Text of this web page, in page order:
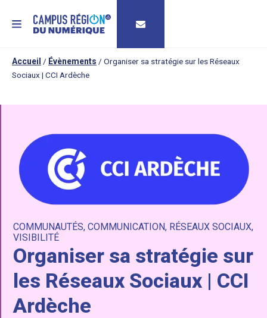
MENU
Accueil / Évènements / Organiser sa stratégie sur les Réseaux
Sociaux | CCI Ardèche
COMMUNAUTÉS, COMMUNICATION, RÉSEAUX SOCIAUX,
VISIBILITÉ
Organiser sa stratégie sur
les Réseaux Sociaux | CCI
Ardèche